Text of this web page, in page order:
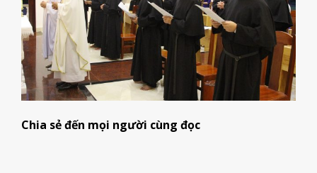
Chia sẻ đến mọi người cùng đọc